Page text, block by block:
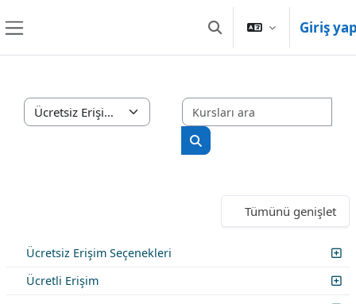
Arama girişini değiştir
Giriş
Kurs Kategorileri
Kursları ara
Tümünü genişlet
Ücretsiz Erişim Seçenekleri
Ücretli Erişim